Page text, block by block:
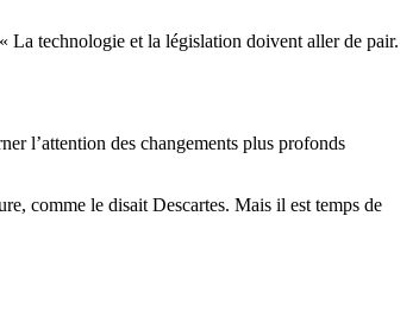
La technologie et la législation doivent aller de pair.
l’attention des changements plus profonds
comme le disait Descartes. Mais il est temps de